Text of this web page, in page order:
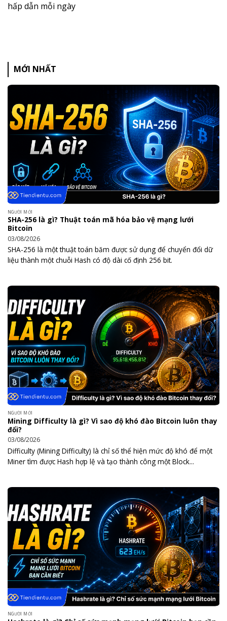
hấp dẫn mỗi ngày
MỚI NHẤT
NGƯỜI MỚI
SHA-256 là gì? Thuật toán mã hóa bảo vệ mạng lưới
Bitcoin
03/08/2026
SHA-256 là một thuật toán băm được sử dụng để chuyển đổi dữ
liệu thành một chuỗi Hash có độ dài cố định 256 bit.
NGƯỜI MỚI
Mining Difficulty là gì? Vì sao độ khó đào Bitcoin luôn thay
đổi?
03/08/2026
Difficulty (Mining Difficulty) là chỉ số thể hiện mức độ khó để một
Miner tìm được Hash hợp lệ và tạo thành công một Block...
NGƯỜI MỚI